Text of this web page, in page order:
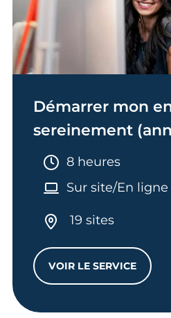
Démarrer mon
sereinement
Durée :
8 heures
Sur site/En ligne
19 sites
VOIR LE SERVICE
DÉMARRER